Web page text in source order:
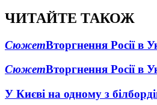
ЧИТАЙТЕ ТАКОЖ
СюжетВторгнення Росії в
СюжетВторгнення Росії в
У Києві на одному з